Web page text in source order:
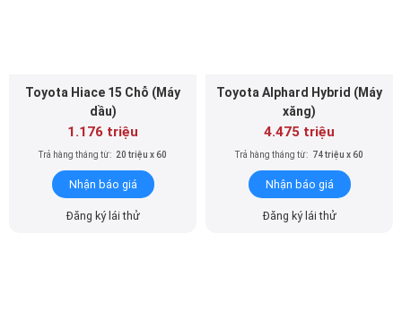
Toyota Hiace 15 Chỗ (Máy
dầu)
1.176 triệu
Trả hàng tháng từ: 20 triệu x 60
Nhận báo giá
Đăng ký lái thử
Toyota Alphard Hybrid (Máy
xăng)
4.475 triệu
Trả hàng tháng từ: 74 triệu x 60
Nhận báo giá
Đăng ký lái thử